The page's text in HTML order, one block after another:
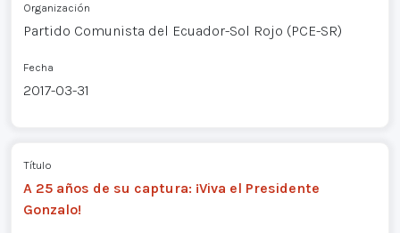
Organización
Partido Comunista del Ecuador-Sol Rojo (PCE-SR)
Fecha
2017-03-31
Título
A 25 años de su captura: ¡Viva el Presidente
Gonzalo!